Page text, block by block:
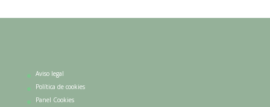
Aviso legal
Política de cookies
Panel Cookies